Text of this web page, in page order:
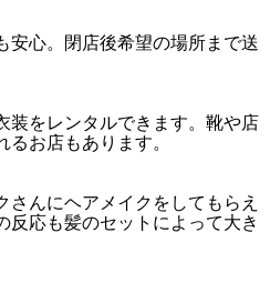
安心。閉店後希望の場所まで送
装をレンタルできます。靴や店
るお店もあります。
さんにヘアメイクをしてもらえ
反応も髪のセットによって大き